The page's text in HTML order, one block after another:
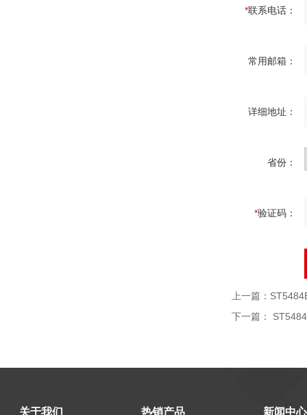
*联系电话：
常用邮箱：
详细地址：
省份：
*验证码：
上一篇：
下一篇：
关于我们 热销产品 新闻中心